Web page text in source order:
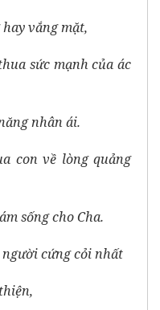
vắng mặt,
sức mạnh của ác
nhân ái.
con về lòng quảng
sống cho Cha.
cứng cỏi nhất